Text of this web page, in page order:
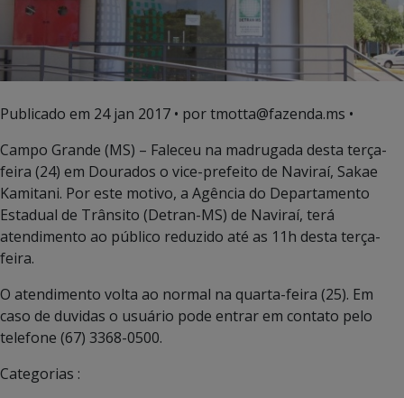
Publicado em 24 jan 2017 • por tmotta@fazenda.ms •
Campo Grande (MS) – Faleceu na madrugada desta terça-
feira (24) em Dourados o vice-prefeito de Naviraí, Sakae
Kamitani. Por este motivo, a Agência do Departamento
Estadual de Trânsito (Detran-MS) de Naviraí, terá
atendimento ao público reduzido até as 11h desta terça-
feira.
O atendimento volta ao normal na quarta-feira (25). Em
caso de duvidas o usuário pode entrar em contato pelo
telefone (67) 3368-0500.
Categorias :